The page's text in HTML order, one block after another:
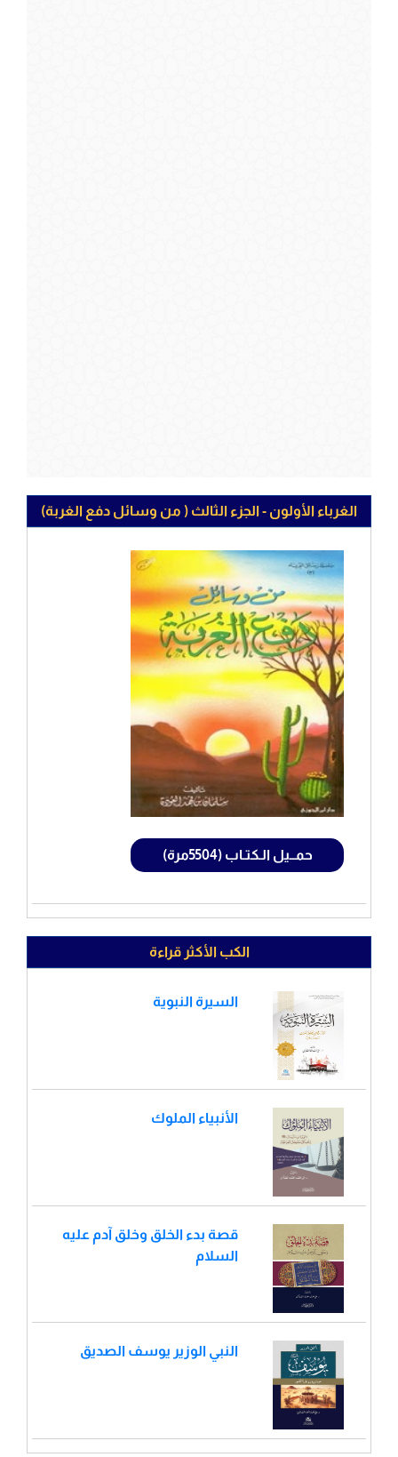
الغرباء الأولون - الجزء الثالث ( من وسائل دفع الغربة)
حمــيل الـكتـاب (5504مرة)
الكب الأكثر قراءة
السيرة النبوية
الأنبياء الملوك
قصة بدء الخلق وخلق آدم عليه
السلام
النبي الوزير يوسف الصديق